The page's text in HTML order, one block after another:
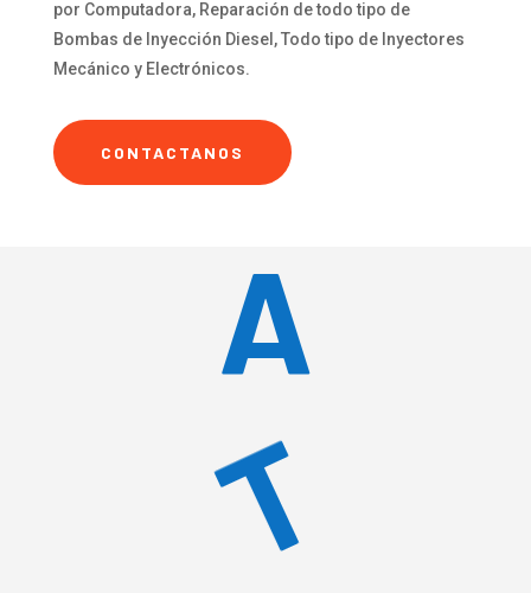
por Computadora, Reparación de todo tipo de
Bombas de Inyección Diesel, Todo tipo de Inyectores
Mecánico y Electrónicos.
CONTACTANOS
A
T